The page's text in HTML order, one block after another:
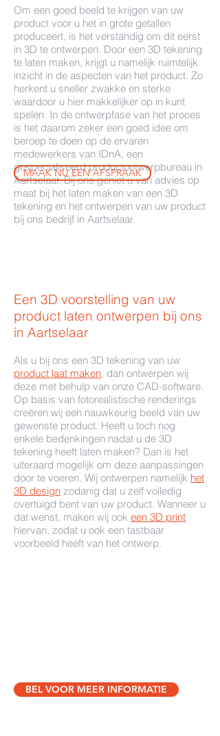
Om een goed beeld te krijgen van uw
product voor u het in grote getallen
produceert, is het verstandig om dit eerst
in 3D te ontwerpen. Door een 3D tekening
te laten maken, krijgt u namelijk ruimtelijk
inzicht in de aspecten van het product. Zo
herkent u sneller zwakke en sterke
waardoor u hier makkelijker op in kunt
spelen. In de ontwerpfase van het proces
is het daarom zeker een goed idee om
beroep te doen op de ervaren
medewerkers van IDnA, een
gespecialiseerd productontwerpbureau in
Aartselaar. Bij ons geniet u van advies op
maat bij het laten maken van een 3D
tekening en het ontwerpen van uw product
bij ons bedrijf in Aartselaar.
Een 3D voorstelling van uw
product laten ontwerpen bij ons
in Aartselaar
Als u bij ons een 3D tekening van uw
product laat maken, dan ontwerpen wij
deze met behulp van onze CAD-software.
Op basis van fotorealistische renderings
creëren wij een nauwkeurig beeld van uw
gewenste product. Heeft u toch nog
enkele bedenkingen nadat u de 3D
tekening heeft laten maken? Dan is het
uiteraard mogelijk om deze aanpassingen
door te voeren. Wij ontwerpen namelijk het
3D design zodanig dat u zelf volledig
overtuigd bent van uw product. Wanneer u
dat wenst, maken wij ook een 3D print
hiervan, zodat u ook een tastbaar
voorbeeld heeft van het ontwerp.
MAAK NU EEN AFSPRAAK
BEL VOOR MEER INFORMATIE